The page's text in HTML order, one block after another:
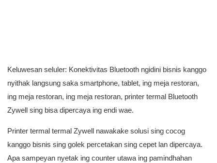
Keluwesan seluler: Konektivitas Bluetooth ngidini bisnis kanggo
nyithak langsung saka smartphone, tablet, ing meja restoran,
ing meja restoran, ing meja restoran, printer termal Bluetooth
Zywell sing bisa dipercaya ing endi wae.
Printer termal termal Zywell nawakake solusi sing cocog
kanggo bisnis sing golek percetakan sing cepet lan dipercaya.
Apa sampeyan nyetak ing counter utawa ing pamindhahan